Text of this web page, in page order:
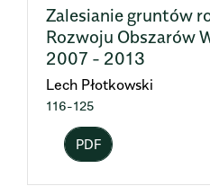
Zalesianie gruntów
Rozwoju Obszarów
2007 - 2013
Lech Płotkowski
116-125
PDF